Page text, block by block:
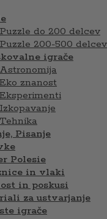
Puzzle do 200 delcev
Puzzle 200-500 delcev
igrače
Astronomija
Eko znanost
Eksperimenti
Izkopavanje
Tehnika
Pisanje
Polesie
in vlaki
in poskusi
za ustvarjanje
igrače